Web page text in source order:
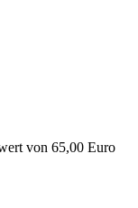
von 65,00 Euro